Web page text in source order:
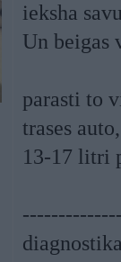
ieksha
Un beigas
parasti to
trases
13-17 litri